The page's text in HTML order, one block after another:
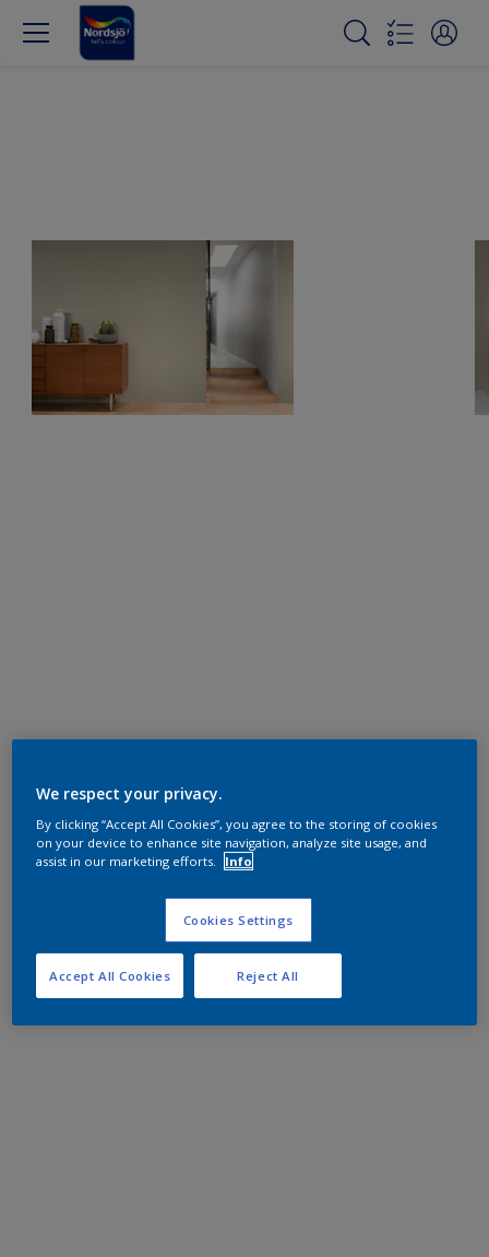
We respect your privacy.
By clicking “Accept All Cookies”, you agree to the storing of cookies
on your device to enhance site navigation, analyze site usage, and
assist in our marketing efforts.
Info
Cookies Settings
Reject All
Accept All Cookies